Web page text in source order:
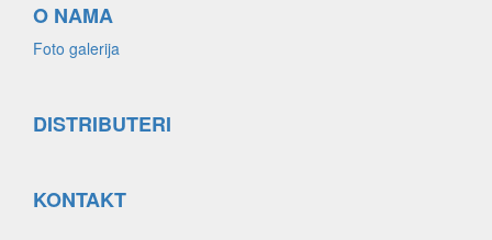
O NAMA
Foto galerija
DISTRIBUTERI
KONTAKT